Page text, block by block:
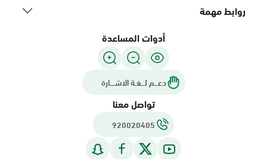
روابط مهمة
أدوات المساعدة
دعـــم لـــغـة الاشــــارة
تواصل معنا
920020405